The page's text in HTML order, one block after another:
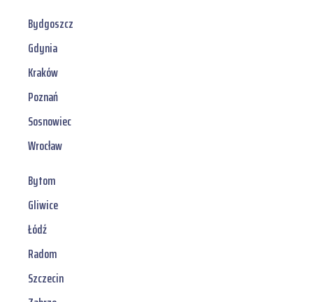
Bydgoszcz
Gdynia
Kraków
Poznań
Sosnowiec
Wrocław
Bytom
Gliwice
Łódź
Radom
Szczecin